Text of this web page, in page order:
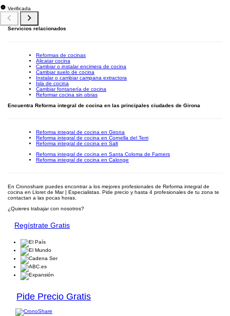
Verificada
Servicios relacionados
Reformas de cocinas
Alicatar cocina
Cambiar o instalar encimera de cocina
Cambiar suelo de cocina
Instalar o cambiar campana extractora
Isla de cocina
Cambiar fontanería de cocina
Reformar cocina sin obras
Encuentra Reforma integral de cocina en las principales ciudades de Girona
Reforma integral de cocina en Girona
Reforma integral de cocina en Cornella del Terri
Reforma integral de cocina en Salt
Reforma integral de cocina en Santa Coloma de Farners
Reforma integral de cocina en Calonge
En Cronoshare puedes encontrar a los mejores profesionales de Reforma integral de
cocina en Lloret de Mar | Especialistas. Pide precio y hasta 4 profesionales de tu zona te
contactan a las pocas horas.
¿Quieres trabajar con nosotros?
Regístrate Gratis
Pide Precio Gratis